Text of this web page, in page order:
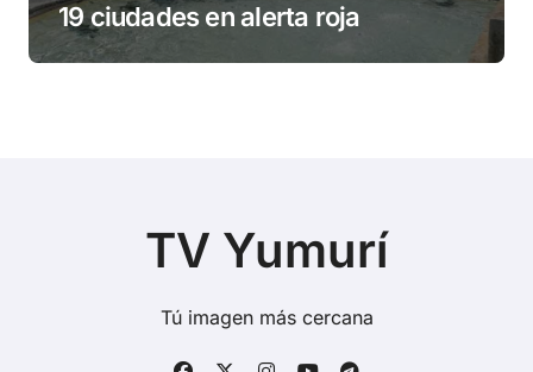
19 ciudades en alerta roja
TV Yumurí
Tú imagen más cercana